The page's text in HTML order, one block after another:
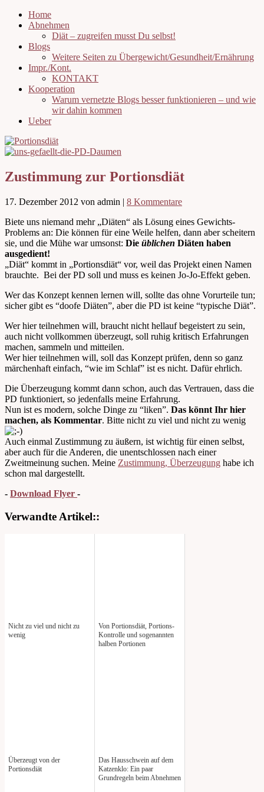
Home
Abnehmen
Diät – zugreifen musst Du selbst!
Blogs
Weitere Seiten zu Übergewicht/Gesundheit/Ernährung
Impr./Kont.
KONTAKT
Kooperation
Warum vernetzte Blogs besser funktionieren – und wie
wir dahin kommen
Ueber
Zustimmung zur Portionsdiät
17. Dezember 2012 von admin | 8 Kommentare
Biete uns niemand mehr „Diäten“ als Lösung eines Gewichts-
Problems an: Die können für eine Weile helfen, dann aber scheitern
sie, und die Mühe war umsonst: Die üblichen Diäten haben
ausgedient!
„Diät“ kommt in „Portionsdiät“ vor, weil das Projekt einen Namen
brauchte. Bei der PD soll und muss es keinen Jo-Jo-Effekt geben.
Wer das Konzept kennen lernen will, sollte das ohne Vorurteile tun;
sicher gibt es “doofe Diäten”, aber die PD ist keine “typische Diät”.
Wer hier teilnehmen will, braucht nicht hellauf begeistert zu sein,
auch nicht vollkommen überzeugt, soll ruhig kritisch Erfahrungen
machen, sammeln und mitteilen.
Wer hier teilnehmen will, soll das Konzept prüfen, denn so ganz
märchenhaft einfach, “wie im Schlaf” ist es nicht. Dafür ehrlich.
Die Überzeugung kommt dann schon, auch das Vertrauen, dass die
PD funktioniert, so jedenfalls meine Erfahrung.
Nun ist es modern, solche Dinge zu “liken”. Das könnt Ihr hier
machen, als Kommentar. Bitte nicht zu viel und nicht zu wenig
Auch einmal Zustimmung zu äußern, ist wichtig für einen selbst,
aber auch für die Anderen, die unentschlossen nach einer
Zweitmeinung suchen. Meine Zustimmung, Überzeugung habe ich
schon mal dargestellt.
- Download Flyer -
Verwandte Artikel::
Nicht zu viel und nicht zu
wenig
Von Portionsdiät, Portions-
Kontrolle und sogenannten
halben Portionen
Überzeugt von der
Portionsdiät
Das Hausschwein auf dem
Katzenklo: Ein paar
Grundregeln beim Abnehmen